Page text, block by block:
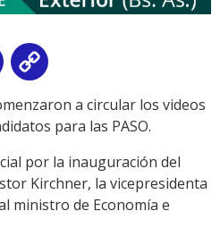
Email
Linka circular los videos
para las PASO.
por la inauguración del
Kirchner, la vicepresidenta
ministro de Economía e